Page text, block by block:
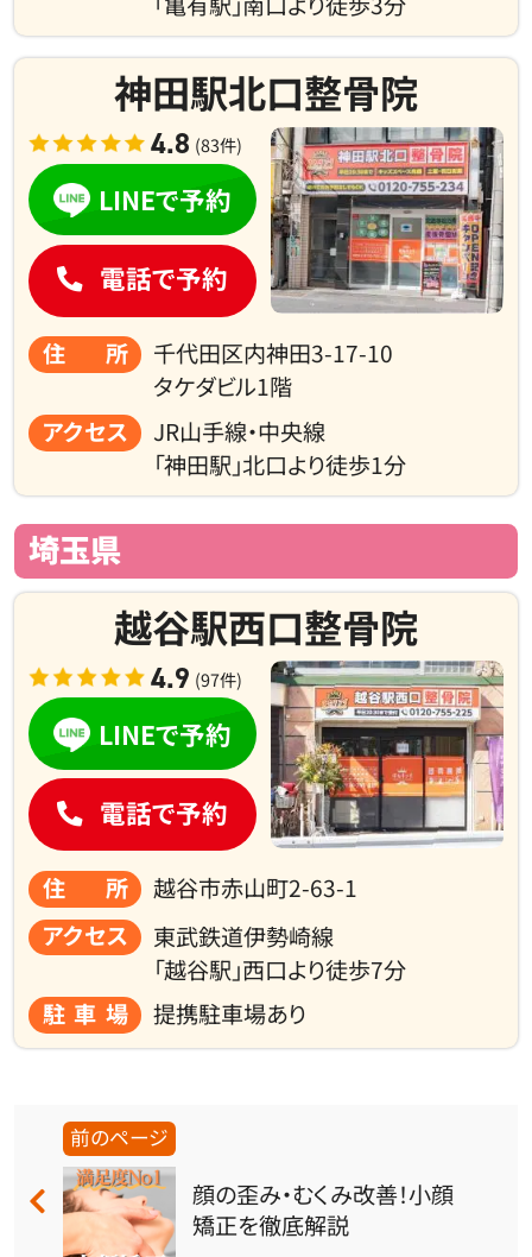
神田駅北口整骨院
4.8 (83件)
住所
千代田区内神田3-17-10
タケダビル1階
アクセス
JR山手線・中央線
「神田駅」北口より徒歩1分
LINEで予約
電話で予約
埼玉県
越谷駅西口整骨院
4.9 (97件)
住所
越谷市赤山町2-63-1
アクセス
東武鉄道伊勢崎線
「越谷駅」西口より徒歩7分
駐車場
提携駐車場あり
LINEで予約
電話で予約
前のページ
顔の歪み・むくみ改善！小顔
矯正を徹底解説